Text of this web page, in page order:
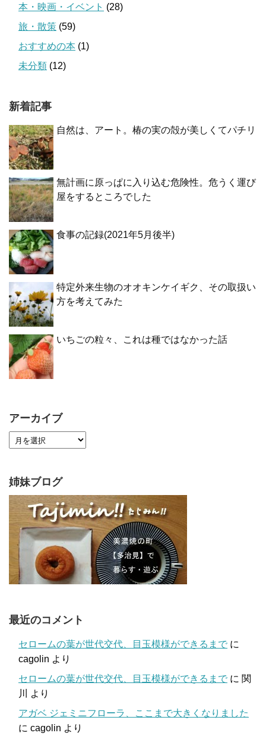
本・映画・イベント (28)
旅・散策 (59)
おすすめの本 (1)
未分類 (12)
新着記事
自然は、アート。椿の実の殻が美しくてパチリ
無計画に原っぱに入り込む危険性。危うく運び
屋をするところでした
食事の記録(2021年5月後半)
特定外来生物のオオキンケイギク、その取扱い
方を考えてみた
いちごの粒々、これは種ではなかった話
アーカイブ
姉妹ブログ
最近のコメント
セロームの葉が世代交代、目玉模様ができるまで に
cagolin より
セロームの葉が世代交代、目玉模様ができるまで に 関
川
より
アガベ ジェミニフローラ、ここまで大きくなりました
に cagolin より